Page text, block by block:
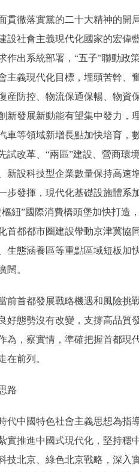
徹落實黨的二十大精神的開
設社會主義現代化國家的宏偉
作出系統部署，“五子”聯動政
主義現代化目標，埋頭苦幹、
産防控、物流保通保暢、物資
新發展新動能有望集中發力，
車等領域新增長點加快培育，
試改革、“兩區”建設、營商
新設科技型企業數量保持高速
步發揮，現代化基礎設施體系
紐”國際消費橋頭堡加快打造
首都都市圈建設帶動京津冀協
生態涵養區等重點區域短板加
闊。
首都發展戰略機遇和風險挑戰
好態勢沒有改變，支撐高品質
為，察實情，準確把握首都現
在前列。
路
中國特色社會主義思想為指導
實推進中國式現代化，堅持穩
技北京、綠色北京戰略，深入